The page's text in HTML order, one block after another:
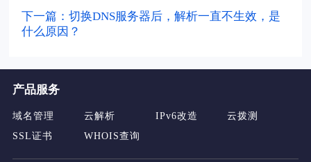
下一篇：切换DNS服务器后，解析一直不生效，是
什么原因？
产品服务
域名管理 云解析 IPv6改造
云拨测
SSL证书
WHOIS查询